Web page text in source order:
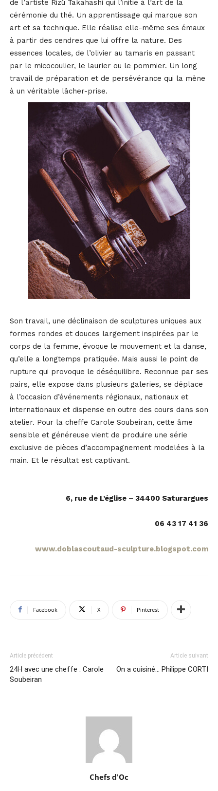
de l’artiste Rizü Takahashi qui l’initie à l’art de la
cérémonie du thé. Un apprentissage qui marque son
art et sa technique. Elle réalise elle-même ses émaux
à partir des cendres que lui offre la nature. Des
essences locales, de l’olivier au tamaris en passant
par le micocoulier, le laurier ou le pommier. Un long
travail de préparation et de persévérance qui la mène
à un véritable lâcher-prise.
Son travail, une déclinaison de sculptures uniques aux
formes rondes et douces largement inspirées par le
corps de la femme, évoque le mouvement et la danse,
qu’elle a longtemps pratiquée. Mais aussi le point de
rupture qui provoque le déséquilibre. Reconnue par ses
pairs, elle expose dans plusieurs galeries, se déplace
à l’occasion d’événements régionaux, nationaux et
internationaux et dispense en outre des cours dans son
atelier. Pour la cheffe Carole Soubeiran, cette âme
sensible et généreuse vient de produire une série
exclusive de pièces d’accompagnement modelées à la
main. Et le résultat est captivant.
6, rue de L’église – 34400 Saturargues
06 43 17 41 36
www.doblascoutaud-sculpture.blogspot.com
Facebook X Pinterest
Article précédent
24H avec une cheffe : Carole
Soubeiran
Article suivant
On a cuisiné… Philippe CORTI
Chefs d'Oc